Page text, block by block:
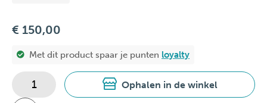
€ 150,00
Met dit product spaar je punten loyalty
Ophalen in de winkel